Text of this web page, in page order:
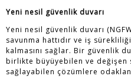
Yeni nesil güvenlik duvarı
Yeni nesil güvenlik duvarı
savunma hattıdır ve iş
kalmasını sağlar. Bir güvenlik
birlikte büyüyebilen ve
sağlayabilen çözümlere